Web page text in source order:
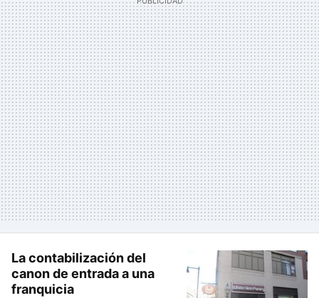
La contabilización del
canon de entrada a una
franquicia